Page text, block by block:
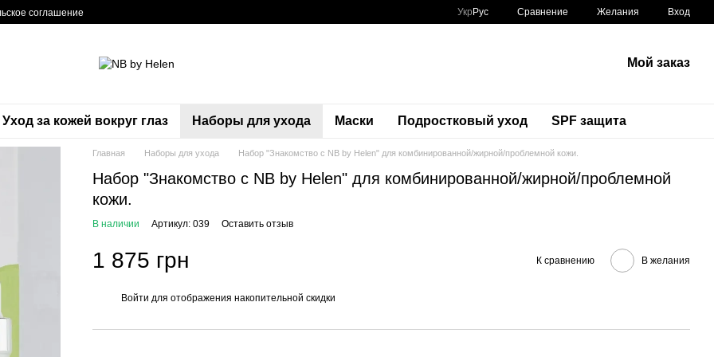
соглашение Укр Рус Сравнение Желания Вход
Мой заказ
Уход за кожей вокруг глаз Наборы для ухода Маски Подростковый уход SPF защита
Главная Наборы для ухода Набор "Знакомство с NB by Helen" для комбинированной/жирной/проблемной кожи.
Набор "Знакомство с NB by Helen" для комбинированной/жирной/проблемной
кожи.
В наличии Артикул: 039 Оставить отзыв
1 875 грн К сравнению В желания
Войти для отображения накопительной скидки